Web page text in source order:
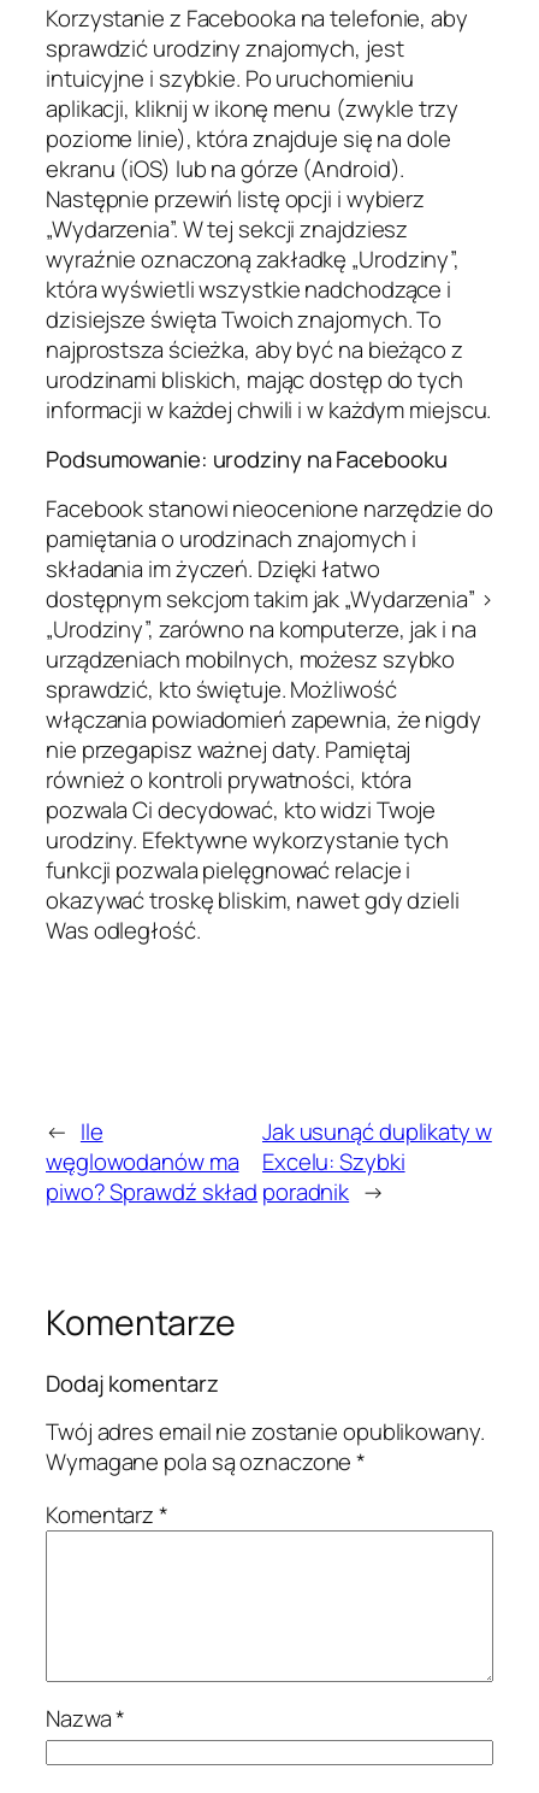
Korzystanie z Facebooka na telefonie, aby
sprawdzić urodziny znajomych, jest
intuicyjne i szybkie. Po uruchomieniu
aplikacji, kliknij w ikonę menu (zwykle trzy
poziome linie), która znajduje się na dole
ekranu (iOS) lub na górze (Android).
Następnie przewiń listę opcji i wybierz
„Wydarzenia”. W tej sekcji znajdziesz
wyraźnie oznaczoną zakładkę „Urodziny”,
która wyświetli wszystkie nadchodzące i
dzisiejsze święta Twoich znajomych. To
najprostsza ścieżka, aby być na bieżąco z
urodzinami bliskich, mając dostęp do tych
informacji w każdej chwili i w każdym miejscu.
Podsumowanie: urodziny na Facebooku
Facebook stanowi nieocenione narzędzie do
pamiętania o urodzinach znajomych i
składania im życzeń. Dzięki łatwo
dostępnym sekcjom takim jak „Wydarzenia” >
„Urodziny”, zarówno na komputerze, jak i na
urządzeniach mobilnych, możesz szybko
sprawdzić, kto świętuje. Możliwość
włączania powiadomień zapewnia, że nigdy
nie przegapisz ważnej daty. Pamiętaj
również o kontroli prywatności, która
pozwala Ci decydować, kto widzi Twoje
urodziny. Efektywne wykorzystanie tych
funkcji pozwala pielęgnować relacje i
okazywać troskę bliskim, nawet gdy dzieli
Was odległość.
← Ile
węglowodanów ma
piwo? Sprawdź skład
Jak usunąć duplikaty w
Excelu: Szybki
poradnik →
Komentarze
Dodaj komentarz
Twój adres email nie zostanie opublikowany.
Wymagane pola są oznaczone*
Komentarz*
Nazwa*